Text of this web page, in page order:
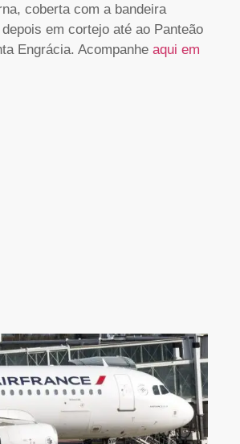
coberta com a bandeira
em cortejo até ao Panteão
Engrácia. Acompanhe aqui em